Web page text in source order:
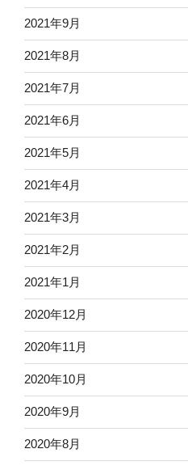
2021年9月
2021年8月
2021年7月
2021年6月
2021年5月
2021年4月
2021年3月
2021年2月
2021年1月
2020年12月
2020年11月
2020年10月
2020年9月
2020年8月